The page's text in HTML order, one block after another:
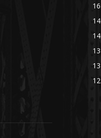
16
14
14
13
13
12